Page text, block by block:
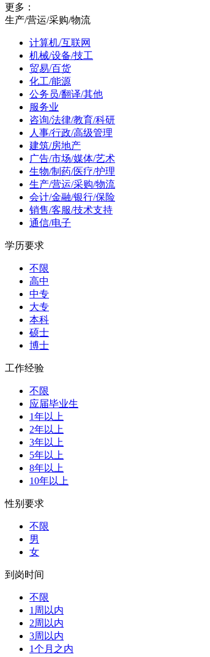
更多：
生产/营运/采购/物流
计算机/互联网
机械/设备/技工
贸易/百货
化工/能源
公务员/翻译/其他
服务业
咨询/法律/教育/科研
人事/行政/高级管理
建筑/房地产
广告/市场/媒体/艺术
生物/制药/医疗/护理
生产/营运/采购/物流
会计/金融/银行/保险
销售/客服/技术支持
通信/电子
学历要求
不限
高中
中专
大专
本科
硕士
博士
工作经验
不限
应届毕业生
1年以上
2年以上
3年以上
5年以上
8年以上
10年以上
性别要求
不限
男
女
到岗时间
不限
1周以内
2周以内
3周以内
1个月之内